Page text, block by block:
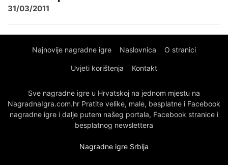
31/03/2011
Najnovije nagradne igre Naslovnica O stranici
Uvjeti korištenja Kontakt
Sve nagradne igre u Hrvatskoj na jednom mjestu na
NagradnaIgra.com.hr Pratite velike, male, besplatne i Facebook
nagradne igre i dalje putem našeg portala, Facebook stranice i
besplatnog newslettera
Nagradne igre Srbija